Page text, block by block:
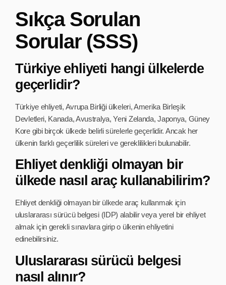
Sıkça Sorulan
Sorular (SSS)
Türkiye ehliyeti hangi ülkelerde
geçerlidir?
Türkiye ehliyeti, Avrupa Birliği ülkeleri, Amerika Birleşik
Devletleri, Kanada, Avustralya, Yeni Zelanda, Japonya, Güney
Kore gibi birçok ülkede belirli sürelerle geçerlidir. Ancak her
ülkenin farklı geçerlilik süreleri ve gereklilikleri bulunabilir.
Ehliyet denkliği olmayan bir
ülkede nasıl araç kullanabilirim?
Ehliyet denkliği olmayan bir ülkede araç kullanmak için
uluslararası sürücü belgesi (IDP) alabilir veya yerel bir ehliyet
almak için gerekli sınavlara girip o ülkenin ehliyetini
edinebilirsiniz.
Uluslararası sürücü belgesi
nasıl alınır?